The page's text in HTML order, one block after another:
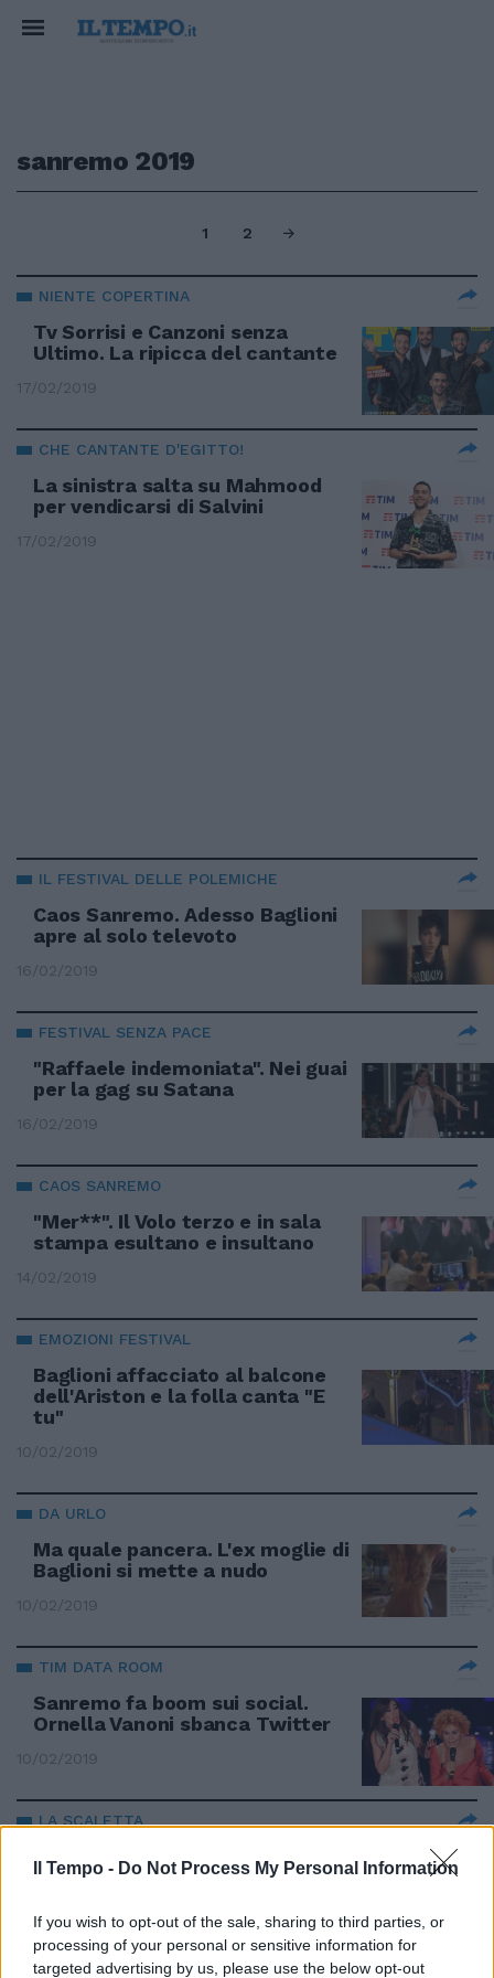
Il Tempo - Do Not Process My Personal Information
If you wish to opt-out of the sale, sharing to third parties, or
processing of your personal or sensitive information for
targeted advertising by us, please use the below opt-out
sanremo 2019
1 2
NIENTE COPERTINA
Tv Sorrisi e Canzoni senza
Ultimo. La ripicca del cantante
17/02/2019
CHE CANTANTE D'EGITTO!
La sinistra salta su Mahmood
per vendicarsi di Salvini
17/02/2019
IL FESTIVAL DELLE POLEMICHE
Caos Sanremo. Adesso Baglioni
apre al solo televoto
16/02/2019
FESTIVAL SENZA PACE
"Raffaele indemoniata". Nei guai
per la gag su Satana
16/02/2019
CAOS SANREMO
"Mer**". Il Volo terzo e in sala
stampa esultano e insultano
14/02/2019
EMOZIONI FESTIVAL
Baglioni affacciato al balcone
dell'Ariston e la folla canta "E
tu"
10/02/2019
DA URLO
Ma quale pancera. L'ex moglie di
Baglioni si mette a nudo
10/02/2019
TIM DATA ROOM
Sanremo fa boom sui social.
Ornella Vanoni sbanca Twitter
10/02/2019
LA SCALETTA
Sanremo, è il giorno dei duetti.
Ecco chi canterà
SANREMO 2019